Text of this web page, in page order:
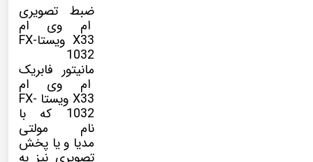
ضبط تصویری
ام وی ام
X33 ویستاFX-
1032
مانیتور فابریک
ام وی ام
X33 ویستا FX-
1032 که با
نام مولتی
مدیا و یا پخش
تصویری نیز به